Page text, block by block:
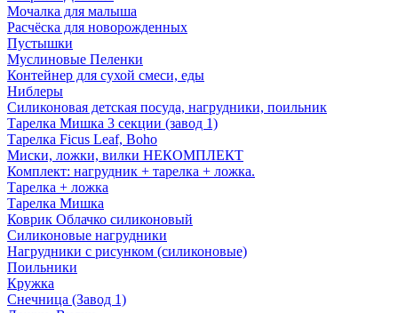
Мочалка для малыша
Расчёска для новорожденных
Пустышки
Муслиновые Пеленки
Контейнер для сухой смеси, еды
Ниблеры
Силиконовая детская посуда, нагрудники, поильник
Тарелка Мишка 3 секции (завод 1)
Тарелка Ficus Leaf, Boho
Миски, ложки, вилки НЕКОМПЛЕКТ
Комплект: нагрудник + тарелка + ложка.
Тарелка + ложка
Тарелка Мишка
Коврик Облачко силиконовый
Силиконовые нагрудники
Нагрудники с рисунком (силиконовые)
Поильники
Кружка
Снечница (Завод 1)